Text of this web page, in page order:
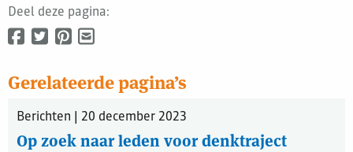
Deel deze pagina:
Gerelateerde pagina’s
Berichten | 20 december 2023
Op zoek naar leden voor denktraject